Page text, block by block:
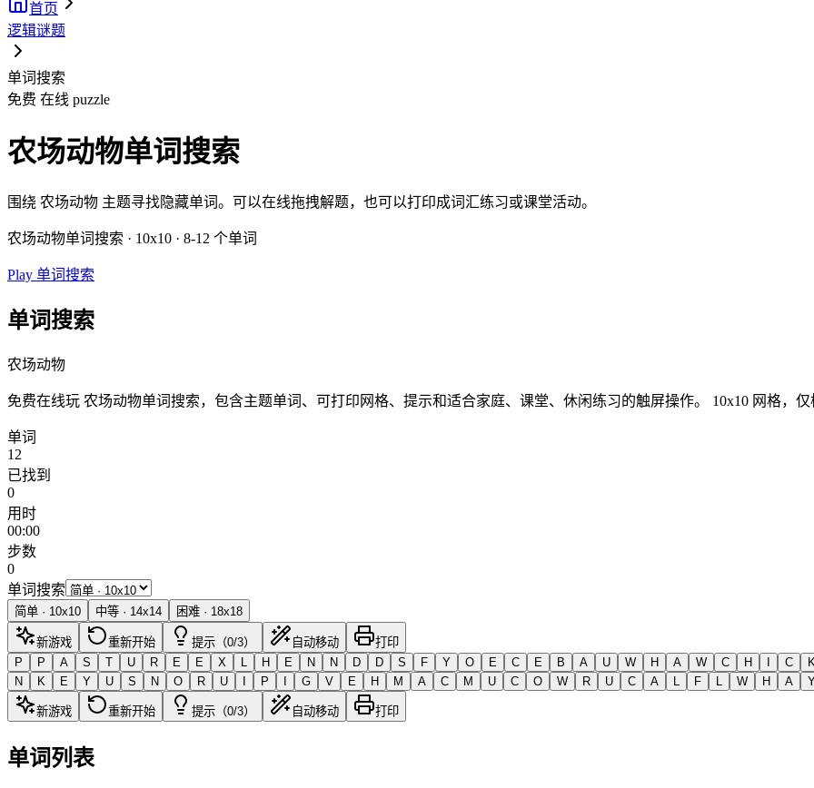
首页
逻辑谜题
单词搜索
免费 在线 puzzle
农场动物单词搜索
围绕 农场动物 主题寻找隐藏单词。可以在线拖拽解题，也可以打印成词汇练习或课堂活动。
农场动物单词搜索 · 10x10 · 8-12 个单词
Play 单词搜索
单词搜索
农场动物
免费在线玩 农场动物单词搜索，包含主题单词、可打印网格、提示和适合家庭、课堂、休闲练习的触屏操作。 10x10 网格，仅
单词
12
已找到
0
用时
00:00
步数
0
单词搜索
简单 · 10x10 中等 · 14x14 困难 · 18x18
新游戏 重新开始 提示（0/3） 自动移动
打印
P
P A S T U R E E X L H E N N D D S F Y O E C E B A U W H A W C H I C K
N
K E Y U S N O R U I P I G V E H M A C M U C O W R U C A L F L W H A
新游戏 重新开始 提示（0/3） 自动移动 打印
单词列表